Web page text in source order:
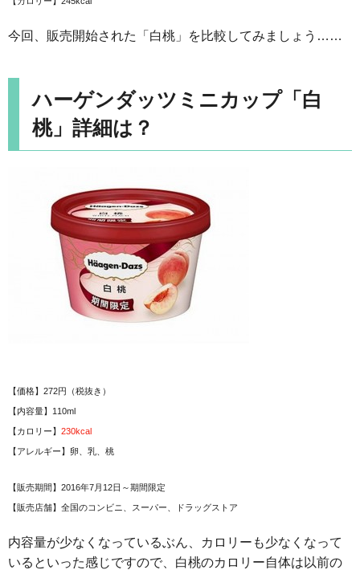
今回、販売開始された「白桃」を比較してみましょう……
ハーゲンダッツミニカップ「白
桃」詳細は？
【価格】272円（税抜き）
【内容量】110ml
【カロリー】 230kcal
【アレルギー】卵、乳、桃
【販売期間】2016年7月12日～期間限定
【販売店舗】全国のコンビニ、スーパー、ドラッグストア
内容量が少なくなっているぶん、カロリーも少なくなって
いるといった感じですので、白桃のカロリー自体は以前の